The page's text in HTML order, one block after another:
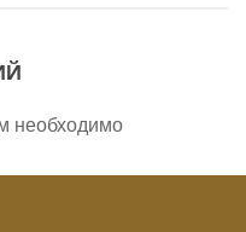
необходимо